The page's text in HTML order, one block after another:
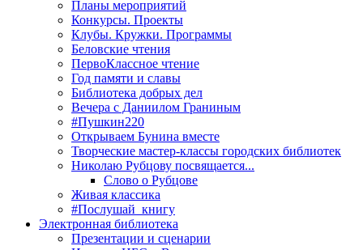
Планы мероприятий
Конкурсы. Проекты
Клубы. Кружки. Программы
Беловские чтения
ПервоКлассное чтение
Год памяти и славы
Библиотека добрых дел
Вечера с Даниилом Граниным
#Пушкин220
Открываем Бунина вместе
Творческие мастер-классы городских библиотек
Николаю Рубцову посвящается...
Слово о Рубцове
Живая классика
#Послушай_книгу
Электронная библиотека
Презентации и сценарии